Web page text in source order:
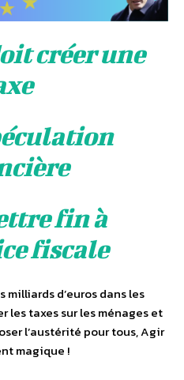
créer une
fin à
fiscale
milliards d’euros dans les
les taxes sur les ménages et
l’austérité pour tous, Agir
magique !